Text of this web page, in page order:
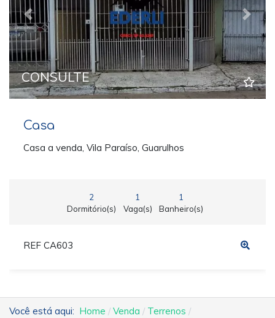
Previous Next
CONSULTE
Casa
Casa a venda, Vila Paraíso, Guarulhos
2
Dormitório(s)
1
Vaga(s)
1
Banheiro(s)
REF CA603
Você está aqui: Home Venda
Terrenos